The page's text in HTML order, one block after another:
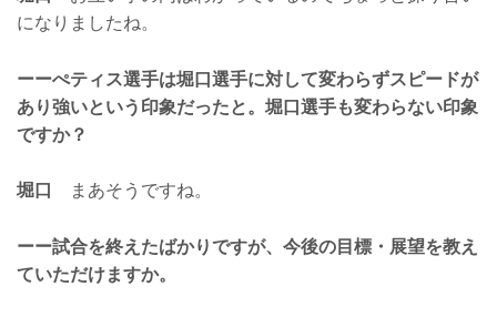
になりましたね。
ーーぺティス選手は堀口選手に対して変わらずスピードが
あり強いという印象だったと。堀口選手も変わらない印象
ですか？
堀口 まあそうですね。
ーー試合を終えたばかりですが、今後の目標・展望を教え
ていただけますか。